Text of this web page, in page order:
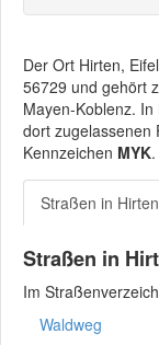
Der Ort Hirten,
56729 und gehört
Mayen-Koblenz.
dort zugelassenen
Kennzeichen MYK
Straßen in
Straßen in
Im
Waldweg